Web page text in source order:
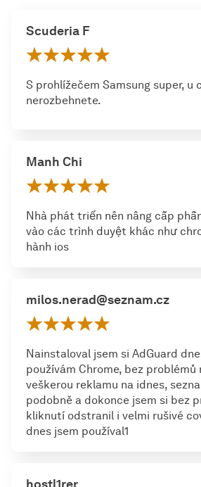
Scuderia F
S prohlížečem Samsung super, u
nerozbehnete.
Manh Chi
Nhà phát triển nên nâng cấp
vào các trình duyệt khác như
hành ios
milos.nerad@seznam.cz
Nainstaloval jsem si AdGuard
používám Chrome, bez problémů
veškerou reklamu na idnes,
podobně a dokonce jsem si bez
kliknutí odstranil i velmi rušivé
dnes jsem používal1